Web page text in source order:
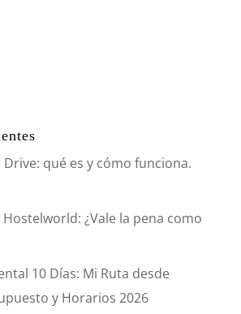
qué es y cómo funciona.
Hostelworld: ¿Vale la pena como
10 Días: Mi Ruta desde
y Horarios 2026